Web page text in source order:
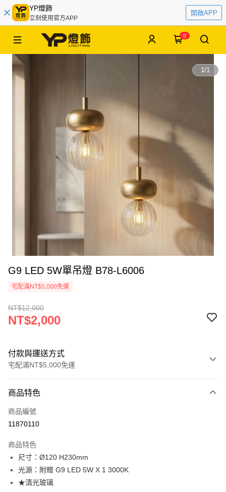
YP燈飾
立刻使用官方APP
開啟APP
0
1/1
G9 LED 5W單吊燈 B78-L6006
宅配滿NT$5,000免運
NT$12,000
NT$2,000
付款與運送方式
宅配滿NT$5,000免運
信用卡一次付款
LINE Pay
街口支付
悠遊付
商品特色
商品編號
11870110
商品特色
尺寸：Ø120 H230mm
光源：附贈 G9 LED 5W X 1 3000K
★清光玻璃